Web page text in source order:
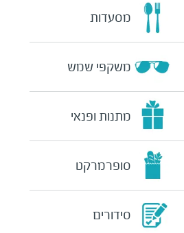
מסעדות
משקפי שמש
מתנות ופנאי
סופרמרקט
סידורים